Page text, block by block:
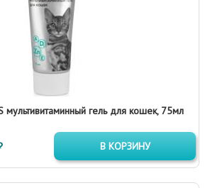
мультивитаминный гель для кошек, 75мл
В КОРЗИНУ